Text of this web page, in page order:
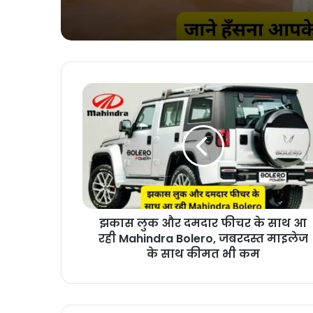
ज़रूरी? एक बार हंसने
झकास लुक और दमदार फीचर के साथ आ
रही Mahindra Bolero, जबरदस्त माइलेज
के साथ कीमत भी कम